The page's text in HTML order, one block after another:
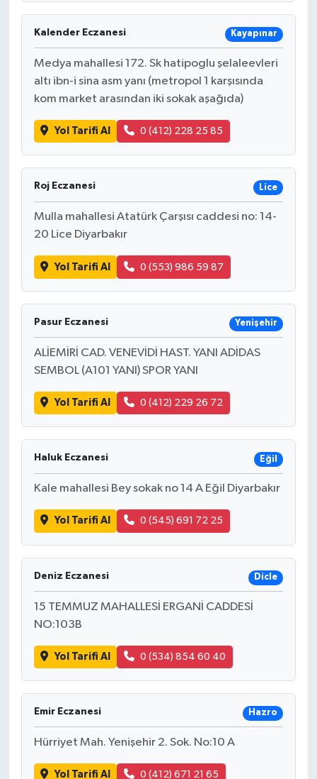
Kalender Eczanesi Kayapınar
Medya mahallesi 172. Sk hatipoglu şelaleevleri
altı ibn-i sina asm yanı (metropol 1 karşısında
kom market arasından iki sokak aşağıda)
Yol Tarifi Al 0 (412) 228 25 85
Roj Eczanesi Lice
Mulla mahallesi Atatürk Çarşısı caddesi no: 14-
20 Lice Diyarbakır
Yol Tarifi Al 0 (553) 986 59 87
Pasur Eczanesi Yenişehir
ALİEMİRİ CAD. VENEVİDİ HAST. YANI ADİDAS
SEMBOL (A101 YANI) SPOR YANI
Yol Tarifi Al 0 (412) 229 26 72
Haluk Eczanesi Eğil
Kale mahallesi Bey sokak no 14 A Eğil Diyarbakır
Yol Tarifi Al 0 (545) 691 72 25
Deniz Eczanesi Dicle
15 TEMMUZ MAHALLESİ ERGANİ CADDESİ
NO:103B
Yol Tarifi Al 0 (534) 854 60 40
Emir Eczanesi Hazro
Hürriyet Mah. Yenişehir 2. Sok. No:10 A
Yol Tarifi Al 0 (412) 671 21 65